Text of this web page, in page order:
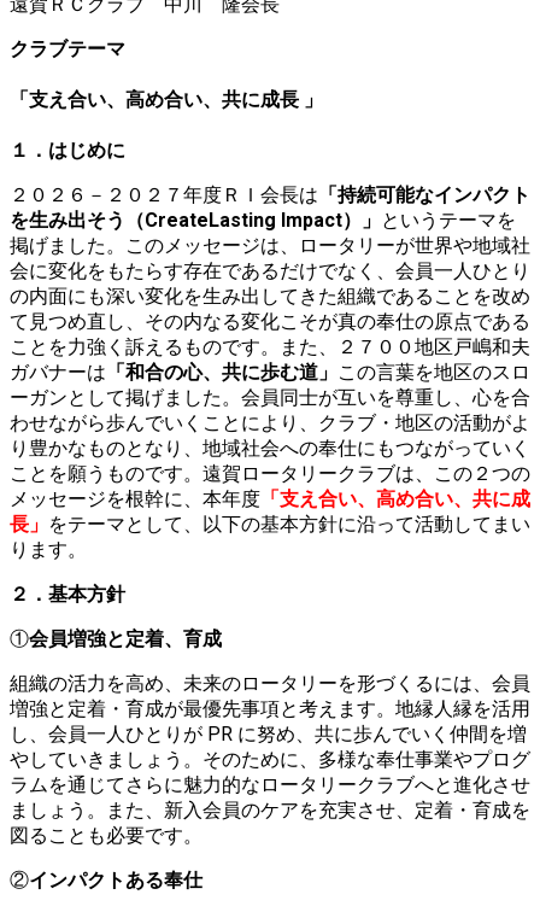
クラブテーマ
「支え合い、高め合い、共に成長 」
１．はじめに
２０２６－２０２７年度ＲＩ会長は 「持続可能なインパクト
を生み出そう（CreateLasting Impact）」 というテーマを
掲げました。このメッセージは、ロータリーが世界や地域社
会に変化をもたらす存在であるだけでなく、会員一人ひとり
の内面にも深い変化を生み出してきた組織であることを改め
て見つめ直し、その内なる変化こそが真の奉仕の原点である
ことを力強く訴えるものです。また、２７００地区戸嶋和夫
ガバナーは 「和合の心、共に歩む道」 この言葉を地区のスロ
ーガンとして掲げました。会員同士が互いを尊重し、心を合
わせながら歩んでいくことにより、クラブ・地区の活動がよ
り豊かなものとなり、地域社会への奉仕にもつながっていく
ことを願うものです。遠賀ロータリークラブは、この２つの
メッセージを根幹に、本年度 「支え合い、高め合い、共に成
長」 をテーマとして、以下の基本方針に沿って活動してまい
ります。
２．基本方針
①会員増強と定着、育成
組織の活力を高め、未来のロータリーを形づくるには、会員
増強と定着・育成が最優先事項と考えます。地縁人縁を活用
し、会員一人ひとりが PR に努め、共に歩んでいく仲間を増
やしていきましょう。そのために、多様な奉仕事業やプログ
ラムを通じてさらに魅力的なロータリークラブへと進化させ
ましょう。また、新入会員のケアを充実させ、定着・育成を
図ることも必要です。
②インパクトある奉仕